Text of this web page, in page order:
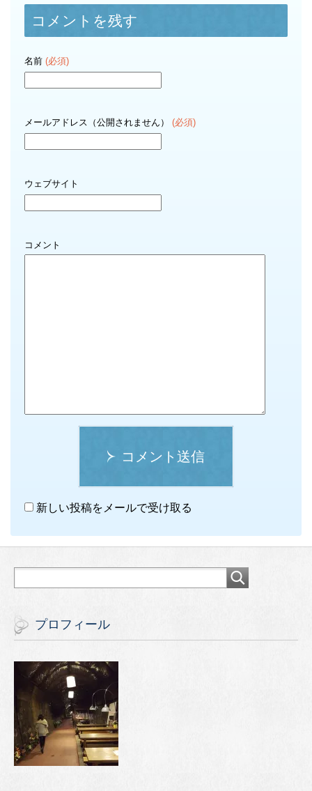
コメントを残す
名前 (必須)
メールアドレス（公開されません） (必須)
ウェブサイト
コメント
コメント送信
新しい投稿をメールで受け取る
プロフィール